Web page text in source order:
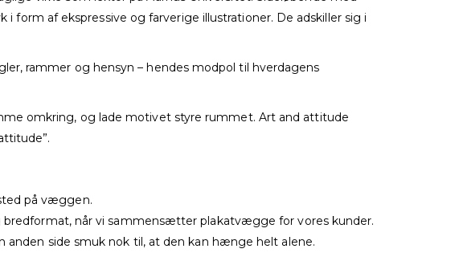
af ekspressive og farverige illustrationer. De adskiller sig i
rammer og hensyn – hendes modpol til hverdagens
omkring, og lade motivet styre rummet. Art and attitude
på væggen.
bredformat, når vi sammensætter plakatvægge for vores kunder.
anden side smuk nok til, at den kan hænge helt alene.